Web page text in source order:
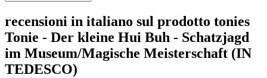
recensioni in italiano sul prodotto tonies
Tonie - Der kleine Hui Buh - Schatzjagd
im Museum/Magische Meisterschaft (IN
TEDESCO)